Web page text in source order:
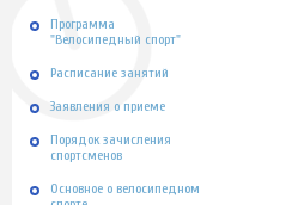
Программа
"Велосипедный спорт"
Расписание занятий
Заявления о приеме
Порядок зачисления
спортсменов
Основное о велосипедном